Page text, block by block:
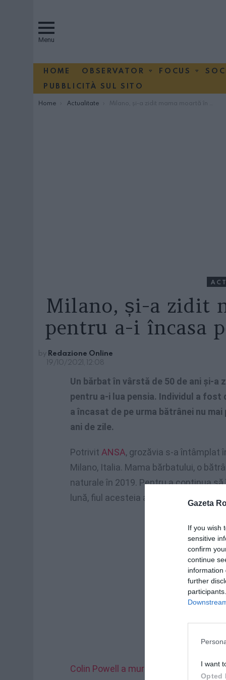
Gazeta
If you wish
sensitive
confirm
continue
information
further
I want
Opted
Menu
HOME OBSERVATOR FOCUS
PUBBLICITÀ SUL SITO
You are here:
Home Actualitate Milano, și-a zidit mama moartă în casă, pentru a-i încasa pensia timp de doi ani
Milano, și-a zidit
pentru a-i încasa
by Redazione Online
19/10/2021, 12:08
Un bărbat în vârstă de 50 de ani şi-
pentru a-i lua pensia. Individul a fost
a încasat de pe urma bătrânei nu
ani de zile.
Potrivit ANSA, grozăvia s-a întâmplat
Milano, Italia. Mama bărbatului, o
naturale în 2019. Pentru a continua
lună, fiul acesteia a ticluit un plan și l-
Colin Powell a murit de Covid, era